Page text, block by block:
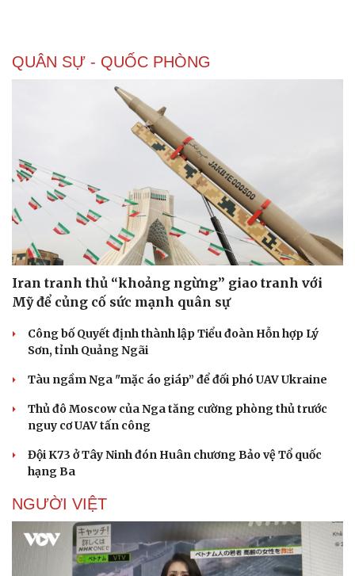
Thông tin doanh nghiệp
Chuyển đổi số
QUÂN SỰ - QUỐC PHÒNG
Iran tranh thủ “khoảng ngừng” giao tranh với
Mỹ để củng cố sức mạnh quân sự
Công bố Quyết định thành lập Tiểu đoàn Hỗn hợp Lý
Sơn, tỉnh Quảng Ngãi
Tàu ngầm Nga "mặc áo giáp” để đối phó UAV Ukraine
Thủ đô Moscow của Nga tăng cường phòng thủ trước
nguy cơ UAV tấn công
Đội K73 ở Tây Ninh đón Huân chương Bảo vệ Tổ quốc
hạng Ba
NGƯỜI VIỆT